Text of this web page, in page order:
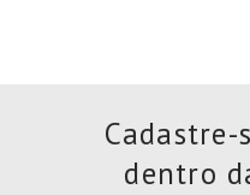
dentro